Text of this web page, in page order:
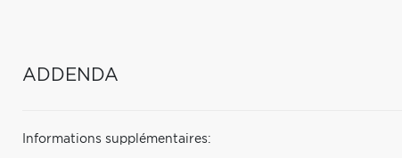
ADDENDA
Informations supplémentaires: